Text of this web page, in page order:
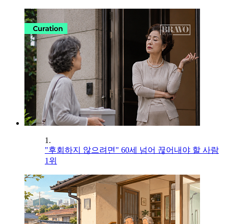
1.
"후회하지 않으려면" 60세 넘어 끊어내야 할 사람
1위